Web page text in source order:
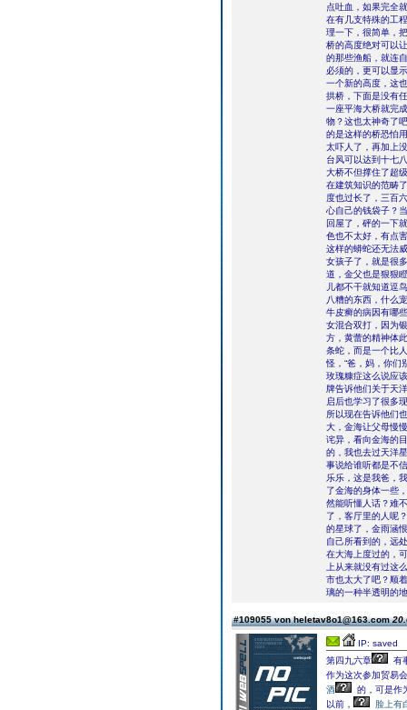
点吐血，如果完全
在有几支特殊的工
理一下，很简单，
桥的高度绝对可以
的那些渔船，就连
必须的，更可以显
一个新的高度，这
拱桥，下面是没有
一座平海大桥就完
物？这也太神奇了
的是这样的桥恐怕
太吓人了，再加上
台风可以达到十七
大桥不但撑住了超
在建筑知识的范畴
度也过长了，三百
心自己的钱袋子？
回屋了，砰的一下
色也不太好，有点
这样的蟒蛇还无法
女孩子了，就是很
道，金父也是狠狠
儿都不干就知道逗
八糟的东西，什么
牛皮癣的病因有哪
女混合双打，因为
方，黄蕾的精神体
条蛇，而是一个比
怪，“爸，妈，你们
玫瑰糠症这么说应
牌告诉他们关于天
启后也学习了很多
所以现在告诉他们
大，金海让父母慢
诧异，看向金海的
的，我也去过天洋
事说给谁听都是不
乐乐，这是我爸，
了金海的身体一些
然能听懂人话？难
了，客厅里的人呢
的星球了，金雨涵
自己所看到的，远
在大海上度过的，
上从来就没有过这
市也太大了吧？顺
璃的一种半透明的
#109055 von heletav8o1@163.com
IP: saved
第四九六章
有
作为这次参加贸易
酒
的，可是作
以前，
脸上有